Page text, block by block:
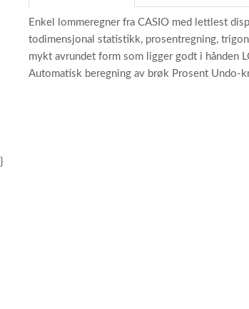
Enkel lommeregner fra CASIO med lettlest
todimensjonal statistikk, prosentregning,
mykt avrundet form som ligger godt i hånden
Automatisk beregning av brøk Prosent Undo-
}